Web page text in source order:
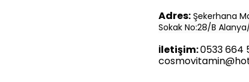
Adres: Şekerhana
Sokak No:28/B
İletişim:0533 664